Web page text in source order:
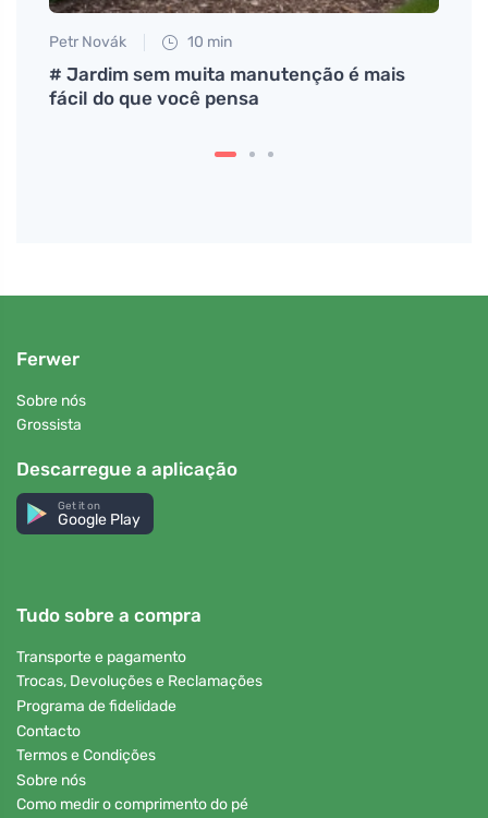
Petr Novák 10 min
# Jardim sem muita manutenção é mais
fácil do que você pensa
Ferwer
Sobre nós
Grossista
Descarregue a aplicação
Get it on
Google Play
Tudo sobre a compra
Transporte e pagamento
Trocas, Devoluções e Reclamações
Programa de fidelidade
Contacto
Termos e Condições
Sobre nós
Como medir o comprimento do pé